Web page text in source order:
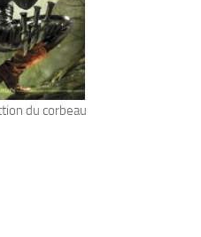
du corbeau